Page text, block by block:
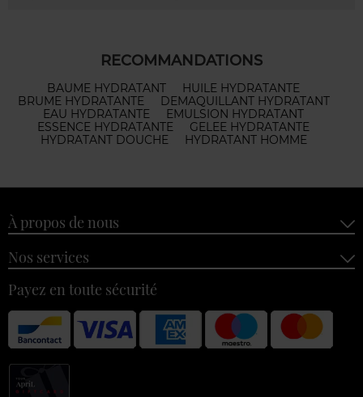
RECOMMANDATIONS
BAUME HYDRATANT
HUILE HYDRATANTE
BRUME HYDRATANTE
DEMAQUILLANT HYDRATANT
EAU HYDRATANTE
EMULSION HYDRATANT
ESSENCE HYDRATANTE
GELEE HYDRATANTE
HYDRATANT DOUCHE
HYDRATANT HOMME
À propos de nous
Nos services
Payez en toute sécurité